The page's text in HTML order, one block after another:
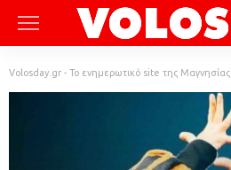
Volosday.gr - Το ενημερωτικό site της Μαγνησίας